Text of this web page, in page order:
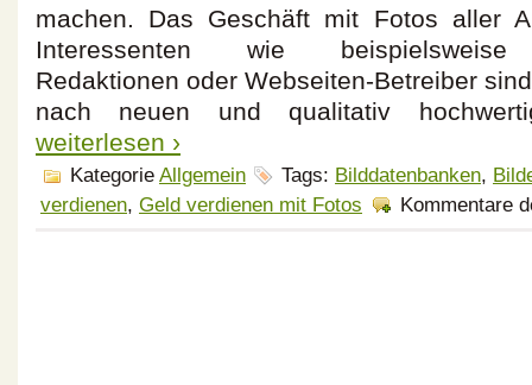
machen. Das Geschäft mit Fotos aller
Interessenten wie beispielsweise
Redaktionen oder Webseiten-Betreiber
nach neuen und qualitativ
weiterlesen ›
Kategorie Allgemein Tags: Bilddatenbanken,
verdienen, Geld verdienen mit Fotos Kommentare